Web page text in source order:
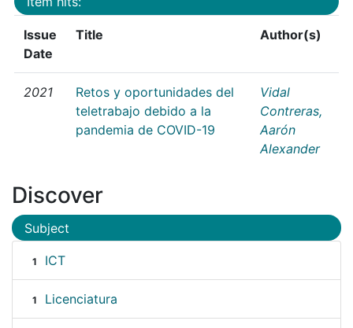
Issue
Date
Title Author(s)
2021
Retos y oportunidades del
teletrabajo debido a la
pandemia de COVID-19
Vidal
Contreras,
Aarón
Alexander
Discover
Subject
1 ICT
1 Licenciatura